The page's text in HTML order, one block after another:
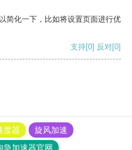
简化一下，比如将设置页面进行优
支持[0] 反对[0]
度器
旋风加速
急加速器官网